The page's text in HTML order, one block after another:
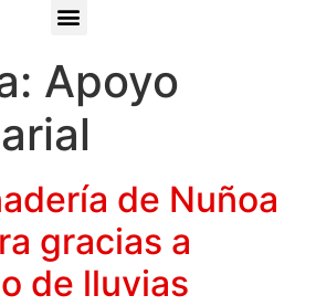
Apoyo
de Nuñoa
gracias a
de lluvias